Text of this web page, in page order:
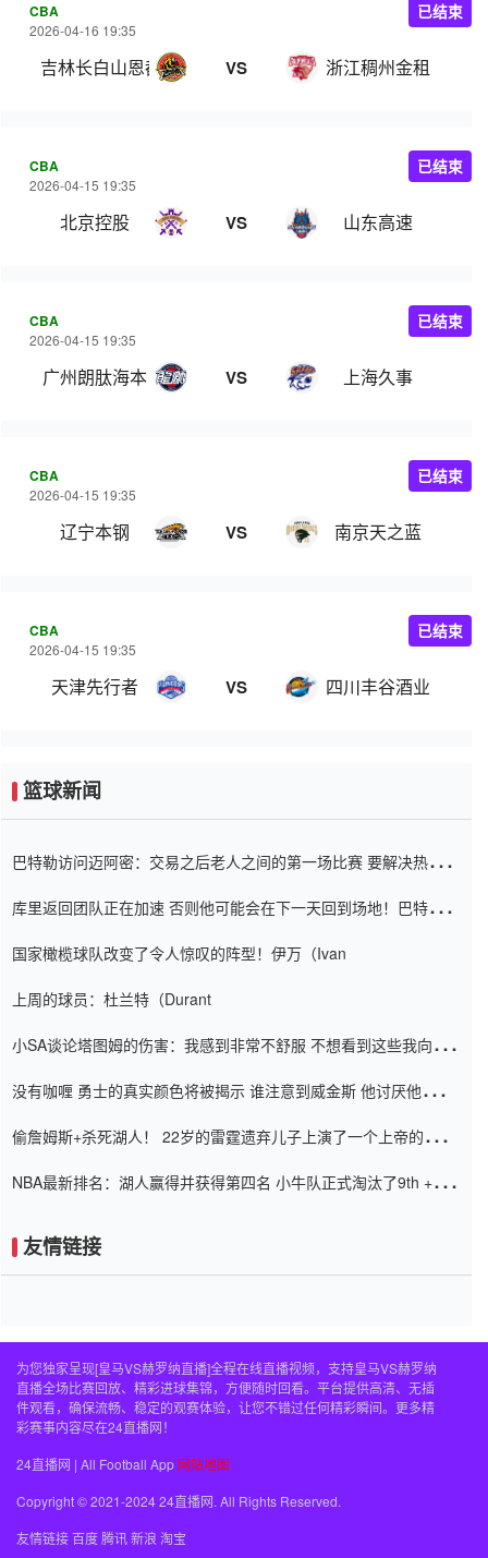
CBA
2026-04-16 19:35
吉林长白山恩都里 VS 浙江稠州金租
已结束
CBA
2026-04-15 19:35
北京控股 VS 山东高速
已结束
CBA
2026-04-15 19:35
广州朗肽海本 VS 上海久事
已结束
CBA
2026-04-15 19:35
辽宁本钢 VS 南京天之蓝
已结束
CBA
2026-04-15 19:35
天津先行者 VS 四川丰谷酒业
已结束
篮球新闻
巴特勒访问迈阿密：交易之后老人之间的第一场比赛 要解决热情的
库里返回团队正在加速 否则他可能会在下一天回到场地！巴特勒迈
国家橄榄球队改变了令人惊叹的阵型！伊万（Ivan
上周的球员：杜兰特（Durant
小SA谈论塔图姆的伤害：我感到非常不舒服 不想看到这些我向他
没有咖喱 勇士的真实颜色将被揭示 谁注意到威金斯 他讨厌他的老
偷詹姆斯+杀死湖人！ 22岁的雷霆遗弃儿子上演了一个上帝的剧
NBA最新排名：湖人赢得并获得第四名 小牛队正式淘汰了9th + 76
友情链接
为您独家呈现[皇马VS赫罗纳直播]全程在线直播视频，支持皇马VS赫罗纳
直播全场比赛回放、精彩进球集锦，方便随时回看。平台提供高清、无插
件观看，确保流畅、稳定的观赛体验，让您不错过任何精彩瞬间。更多精
彩赛事内容尽在24直播网！
24直播网 | All Football App 网站地图
Copyright © 2021-2024 24直播网. All Rights Reserved.
友情链接百度腾讯新浪 淘宝